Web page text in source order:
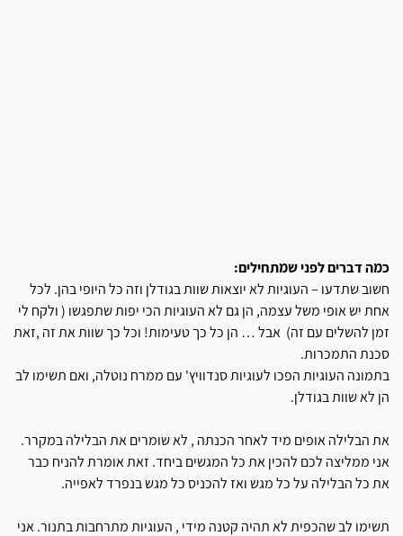
כמה דברים לפני שמתחילים:
חשוב שתדעו – העוגיות לא יוצאות שוות בגודלן וזה כל היופי בהן. לכל
אחת יש אופי משל עצמה, הן גם לא העוגיות הכי יפות שתפגשו ( ולקח לי
זמן להשלים עם זה) אבל … הן כל כך טעימות! וכל כך שוות את זה ,זאת
סכנת התמכרות.
בתמונה העוגיות הפכו לעוגיות סנדוויץ' עם ממרח נוטלה, ואם תשימו לב
הן לא שוות בגודלן.
את הבלילה אופים מיד לאחר הכנתה , לא שומרים את הבלילה במקרר.
אני ממליצה לכם להכין את כל המגשים ביחד. זאת אומרת להניח כבר
את כל הבלילה על כל מגש ואז להכניס כל מגש בנפרד לאפייה.
תשימו לב שהכפית לא תהיה קטנה מידי , העוגיות מתרחבות בתנור. אני